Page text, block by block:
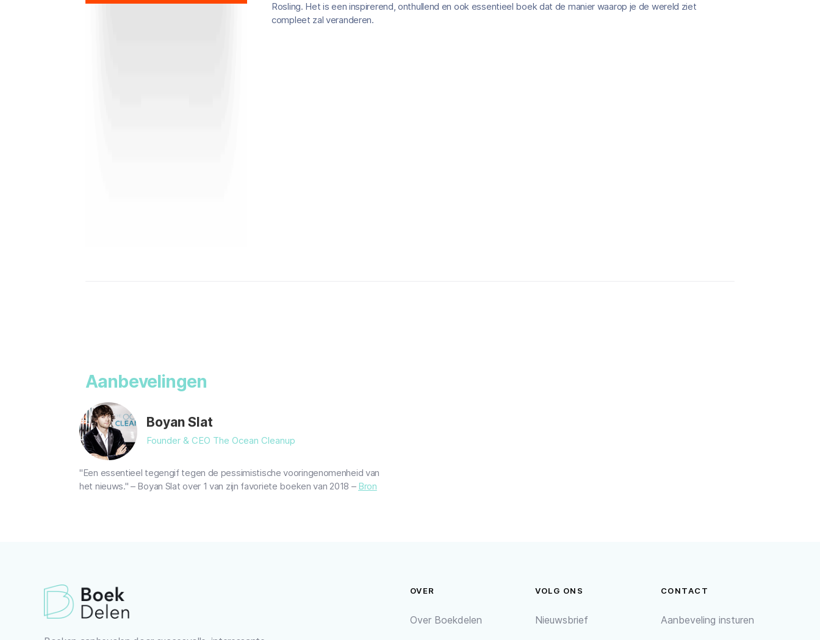
Rosling. Het is een inspirerend, onthullend en ook essentieel boek dat de manier waarop je de wereld ziet
compleet zal veranderen.
Aanbevelingen
Boyan Slat
Founder & CEO The Ocean Cleanup
"Een essentieel tegengif tegen de pessimistische vooringenomenheid van
het nieuws." – Boyan Slat over 1 van zijn favoriete boeken van 2018 – Bron
OVER
Over Boekdelen
VOLG ONS
Nieuwsbrief
CONTACT
Aanbeveling insturen